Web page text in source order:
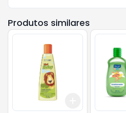
Produtos similares